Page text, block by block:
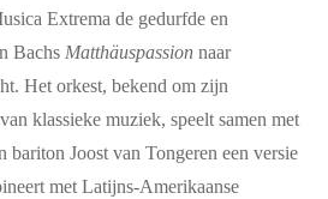
Extrema de gedurfde en
Bachs Matthäuspassion naar
Het orkest, bekend om zijn
klassieke muziek, speelt samen met
bariton Joost van Tongeren een versie
met Latijns-Amerikaanse